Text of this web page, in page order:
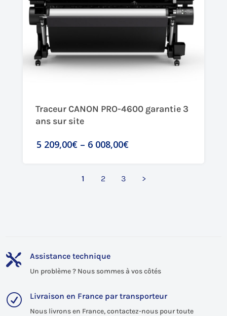
Traceur CANON PRO-4600 garantie 3
ans sur site
5 209,00€ – 6 008,00€
1 2 3 >
 Assistance technique
Un problème ? Nous sommes à vos côtés
R Livraison en France par transporteur
Nous livrons en France, contactez-nous pour toute